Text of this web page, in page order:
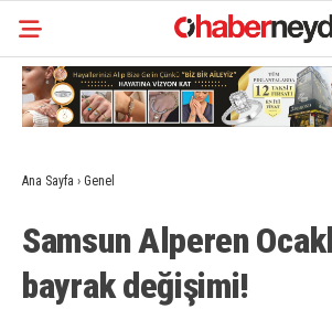
Ana Sayfa › Genel
Samsun Alperen
bayrak değişimi!